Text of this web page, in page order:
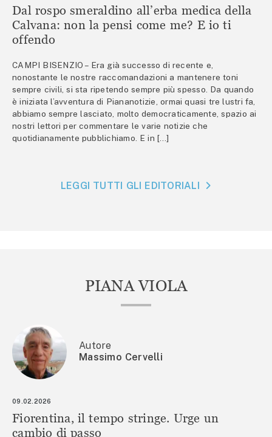
Dal rospo smeraldino all’erba medica della
Calvana: non la pensi come me? E io ti
offendo
CAMPI BISENZIO – Era già successo di recente e,
nonostante le nostre raccomandazioni a mantenere toni
sempre civili, si sta ripetendo sempre più spesso. Da quando
è iniziata l’avventura di Piananotizie, ormai quasi tre lustri fa,
abbiamo sempre lasciato, molto democraticamente, spazio ai
nostri lettori per commentare le varie notizie che
quotidianamente pubblichiamo. E in […]
LEGGI TUTTI GLI EDITORIALI
PIANA VIOLA
Autore
Massimo Cervelli
09.02.2026
Fiorentina, il tempo stringe. Urge un
cambio di passo